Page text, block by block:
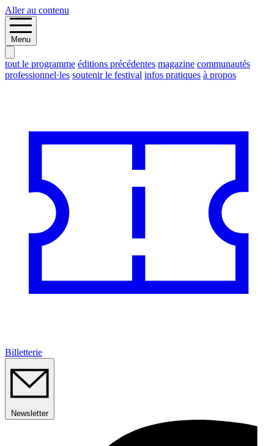
Aller au contenu
Menu
tout le programme éditions précédentes magazine communautés
professionnel·les soutenir le festival infos pratiques à propos
Billetterie
Newsletter